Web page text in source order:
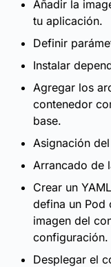
Añadir la
tu aplicación.
Definir
Instalar
Agregar los
contenedor
base.
Asignación
Arrancado de
Crear un
defina un Pod
imagen del
configuración.
Desplegar el